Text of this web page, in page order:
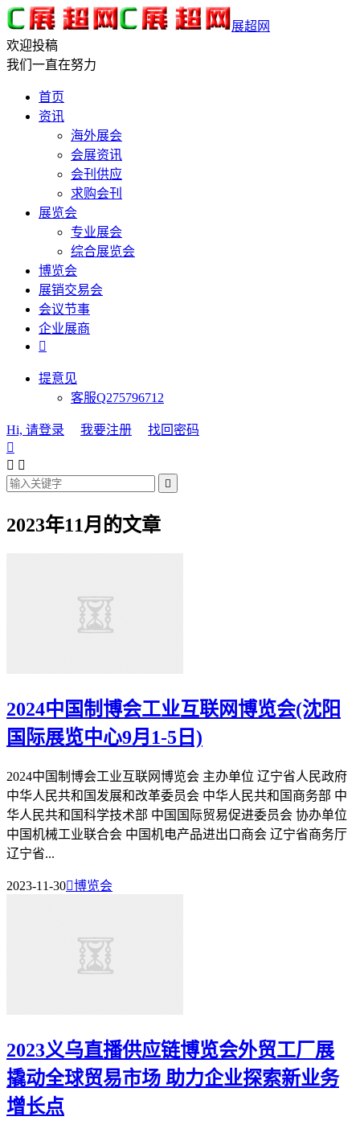
展超网
欢迎投稿
我们一直在努力
首页
资讯
海外展会
会展资讯
会刊供应
求购会刊
展览会
专业展会
综合展览会
博览会
展销交易会
会议节事
企业展商

提意见
客服Q275796712
Hi, 请登录 我要注册
找回密码

 

2023年11月的文章
2024中国制博会工业互联网博览会(沈阳
国际展览中心9月1-5日)
2024中国制博会工业互联网博览会 主办单位 辽宁省人民政府
中华人民共和国发展和改革委员会 中华人民共和国商务部 中
华人民共和国科学技术部 中国国际贸易促进委员会 协办单位
中国机械工业联合会 中国机电产品进出口商会 辽宁省商务厅
辽宁省...
2023-11-30博览会
2023义乌直播供应链博览会外贸工厂展
撬动全球贸易市场 助力企业探索新业务
增长点